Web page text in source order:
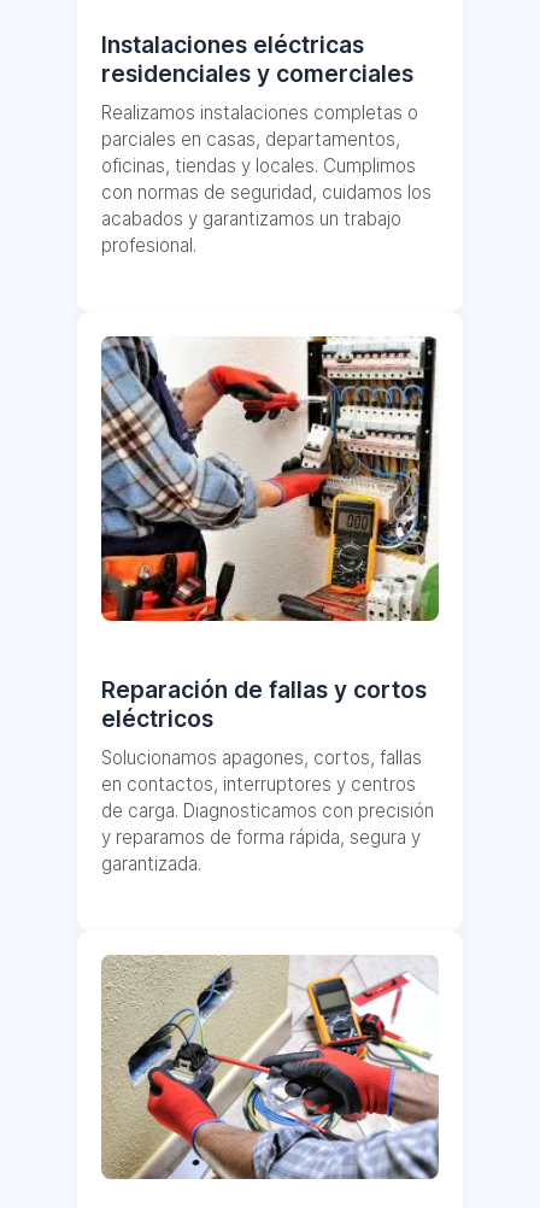
Instalaciones eléctricas
residenciales y comerciales
Realizamos instalaciones completas o
parciales en casas, departamentos,
oficinas, tiendas y locales. Cumplimos
con normas de seguridad, cuidamos los
acabados y garantizamos un trabajo
profesional.
Reparación de fallas y cortos
eléctricos
Solucionamos apagones, cortos, fallas
en contactos, interruptores y centros
de carga. Diagnosticamos con precisión
y reparamos de forma rápida, segura y
garantizada.